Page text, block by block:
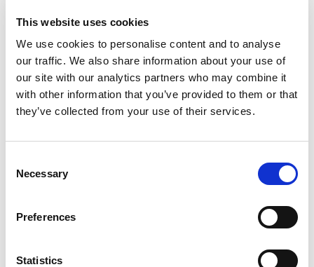
This website uses cookies
We use cookies to personalise content and to analyse
our traffic. We also share information about your use of
our site with our analytics partners who may combine it
with other information that you’ve provided to them or that
they’ve collected from your use of their services.
Selection
Necessary
Preferences
Statistics
Dans une région marquée par une expansion rapide de la
et à la santé mentale des employés, des pays comme l
Australie (Model WHS Laws) et le
Japon (Stress Check
Program)ont introduit une législation progressive sur les
risques psychosociaux. Le Conseil en Organisation et
Organisationnelle nouveauPsychosocial Risk Compliance
permettent aux employeurs de la
région APAC de comprendre et de mettre en œuvre des
stratégies de santé mentale conformes à la législation et à la